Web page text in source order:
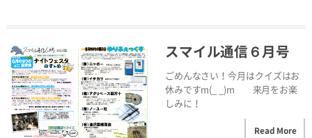
スマイル通信６月号
ごめんなさい！今月はクイズはお
休みですm(_ _)m 来月をお楽
しみに！
Read More